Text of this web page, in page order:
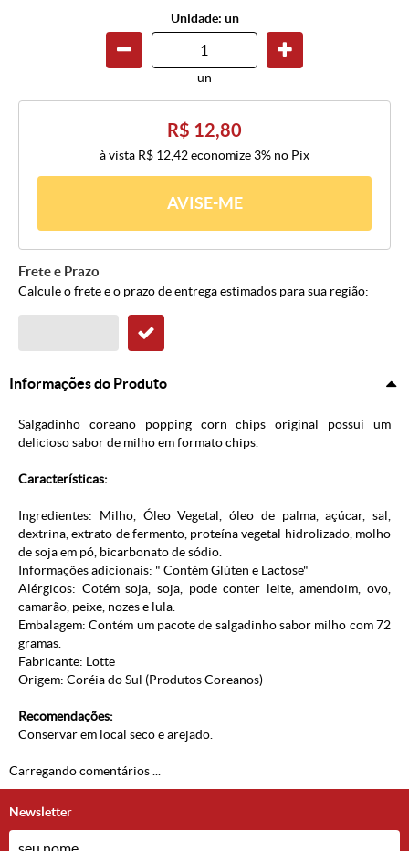
Unidade: un
un
R$ 12,80
à vista R$ 12,42economize 3% no Pix
AVISE-ME
Frete e Prazo
Calcule o frete e o prazo de entrega estimados para sua região:
Informações do Produto
Salgadinho coreano popping corn chips original possui um
delicioso sabor de milho em formato chips.
Características:
Ingredientes: Milho, Óleo Vegetal, óleo de palma, açúcar, sal,
dextrina, extrato de fermento, proteína vegetal hidrolizado, molho
de soja em pó, bicarbonato de sódio.
Informações adicionais: " Contém Glúten e Lactose"
Alérgicos: Cotém soja, soja, pode conter leite, amendoim, ovo,
camarão, peixe, nozes e lula.
Embalagem: Contém um pacote de salgadinho sabor milho com 72
gramas.
Fabricante: Lotte
Origem: Coréia do Sul (Produtos Coreanos)
Recomendações:
Conservar em local seco e arejado.
Carregando comentários ...
Newsletter